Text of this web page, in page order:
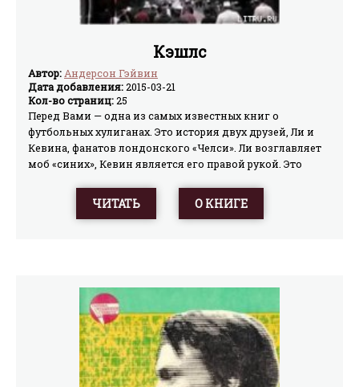
Кэшлс
Автор: Андерсон Гэйвин
Дата добавления:2015-03-21
Кол-во страниц:25
Перед Вами — одна из самых известных книг о
футбольных хулиганах. Это история двух друзей, Ли и
Кевина, фанатов лондонского «Челси». Ли возглавляет
моб «синих», Кевин является его правой рукой. Это
котором на первом плане находятся секс, фанатичная
преданность родному клубу и жестокость, доходящая
ЧИТАТЬ О КНИГЕ